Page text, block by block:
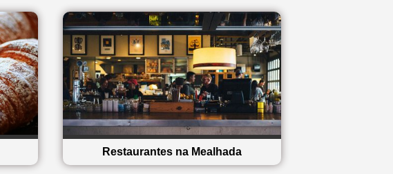
Restaurantes na Mealhada